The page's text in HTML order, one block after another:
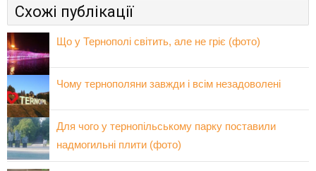
Схожі публікації
Що у Тернополі світить, але не гріє (фото)
Чому тернополяни завжди і всім незадоволені
Для чого у тернопільському парку поставили
надмогильні плити (фото)